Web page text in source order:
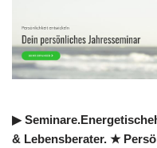
▶︎
& Lebensberater. ★